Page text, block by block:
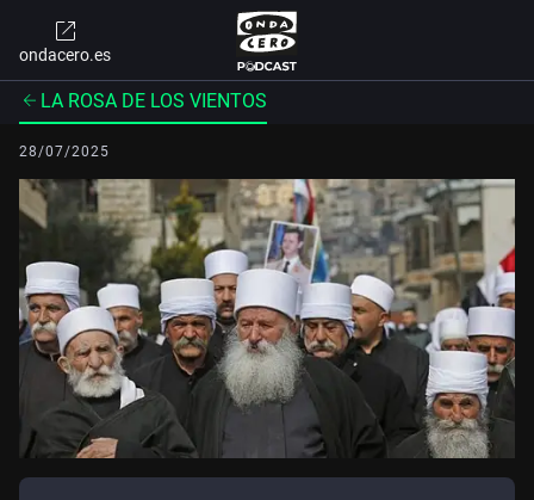
ondacero.es
LA ROSA DE LOS VIENTOS
28/07/2025